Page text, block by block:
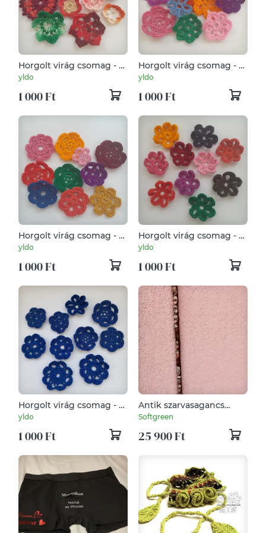
Horgolt virág csomag - 10
db / csomag
yldo
1 000 Ft
Horgolt virág csomag - 10
db / csomag
yldo
1 000 Ft
Horgolt virág csomag - 10
db / csomag
yldo
1 000 Ft
Horgolt virág csomag - 10
db / csomag
yldo
1 000 Ft
Horgolt virág csomag - 10
db / csomag - sötétkék
yldo
1 000 Ft
Antik szarvasagancs
markolatos sétapálca,
rengeteg jelvénnyel
Softgreen
25 900 Ft